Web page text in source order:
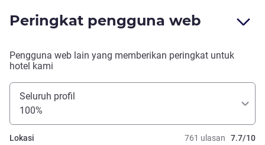
Peringkat pengguna web
Pengguna web lain yang memberikan peringkat untuk
hotel kami
Seluruh profil
100%
761 ulasan 7.7/10
Lokasi